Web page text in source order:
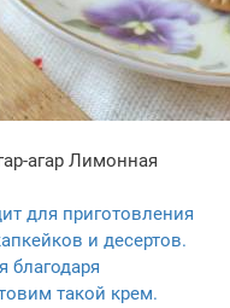
агар Лимонная
для приготовления
и десертов.
благодаря
такой крем.